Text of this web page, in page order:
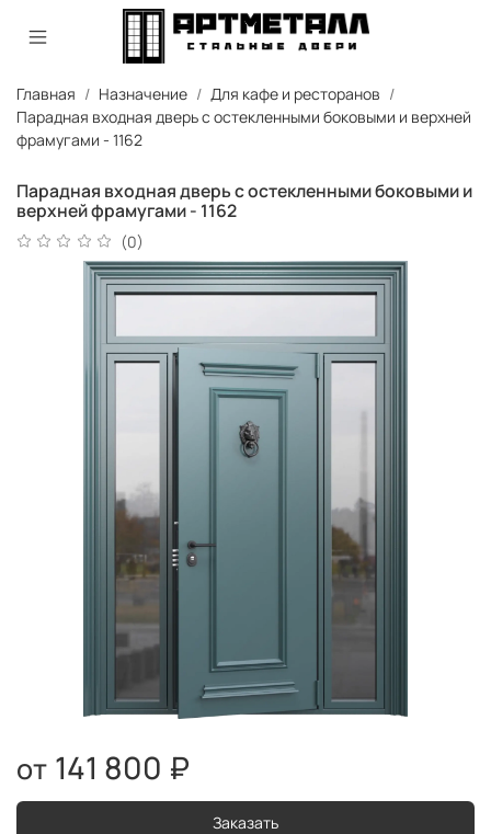
Главная Назначение
Для кафе и ресторанов
Парадная входная дверь с остекленными боковыми и верхней
фрамугами - 1162
Парадная входная дверь с остекленными боковыми и
верхней фрамугами - 1162
(0)
141 800 ₽
Заказать